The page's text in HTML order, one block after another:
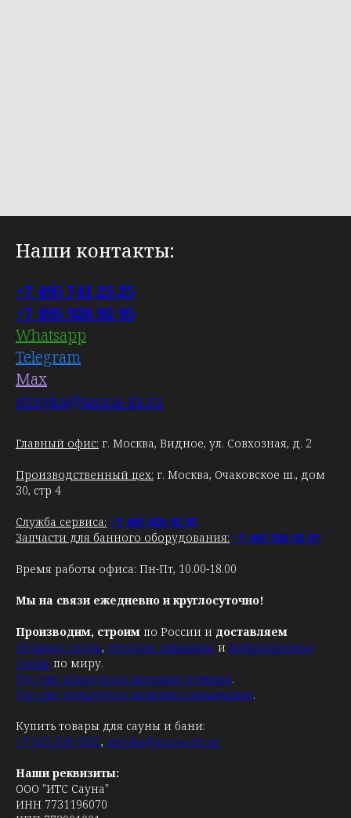
Наши контакты:
+7 495 741 25 25
+7 495 926 92 95
Whatsapp
Telegram
Max
stroyka@sauna-its.ru
Главный офис: г. Москва, Видное, ул. Совхозная, д. 2
Производственный цех: г. Москва, Очаковское ш., дом
30, стр 4
Служба сервиса: +7 495 926 92 95
Запчасти для банного оборудования: +7 495 926 92 97
Время работы офиса: Пн-Пт, 10.00-18.00
Мы на связи ежедневно и круглосуточно!
Производим, строим по России и доставляем
сборные сауны, сборные хаммамы и инфракрасные
сауны по миру.
Где уже пользуются нашими саунами.
Где уже пользуются нашими хаммамами.
Купить товары для сауны и бани:
+7 925 530 9252, stroyka@sauna-its.ru
Наши реквизиты:
ООО "ИТС Сауна"
ИНН 7731196070